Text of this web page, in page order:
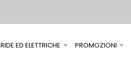
ED ELETTRICHE PROMOZIONI